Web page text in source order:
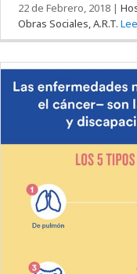
22 de Febrero, 2018 |
Obras Sociales, A.R.T.